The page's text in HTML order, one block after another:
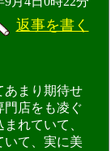
返事を書く
あまり期待せ
門店をも凌ぐ
れていて、
いて、実に美